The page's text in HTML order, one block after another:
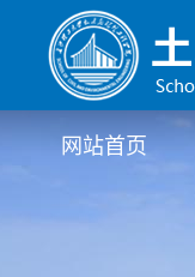
网站首页